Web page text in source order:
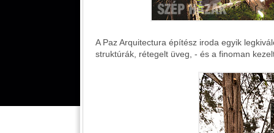
A Paz Arquitectura építész iroda egyik
struktúrák, rétegelt üveg, - és a finoman